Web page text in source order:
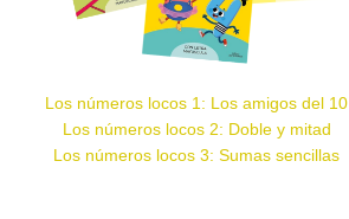
Los números locos 1: Los amigos del 10
Los números locos 2: Doble y mitad
Los números locos 3: Sumas sencillas